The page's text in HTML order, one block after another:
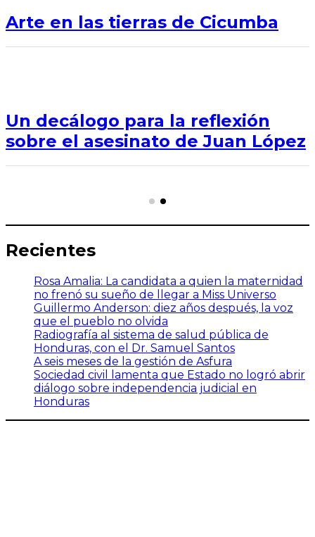
Arte en las tierras de Cicumba
Un decálogo para la reflexión
sobre el asesinato de Juan López
Recientes
Rosa Amalia: La candidata a quien la maternidad
no frenó su sueño de llegar a Miss Universo
Guillermo Anderson: diez años después, la voz
que el pueblo no olvida
Radiografía al sistema de salud pública de
Honduras, con el Dr. Samuel Santos
A seis meses de la gestión de Asfura
Sociedad civil lamenta que Estado no logró abrir
diálogo sobre independencia judicial en
Honduras